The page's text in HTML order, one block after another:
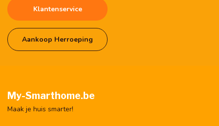
Klantenservice
Aankoop Herroeping
My-Smarthome.be
Maak je huis smarter!